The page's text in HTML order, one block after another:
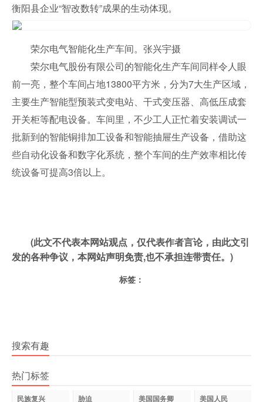
衡阳县企业“智改数转”成果的生动体现。
荣尔电气智能化生产车间。张兴宇摄
荣尔电气股份有限公司的智能化生产车间同样令人眼
前一亮，整个车间占地13800平方米，分为7大生产区域，
主要生产智能型预装式变电站、干式变压器、高低压成套
开关柜等配电设备。车间里，不少工人正忙着安装调试一
批新到的智能铜排加工设备和智能抽屉生产设备，借助这
些自动化设备和数字化系统，整个车间的生产效率相比传
统设备可提高3倍以上。
(此文不代表本网站观点，仅代表作者言论，由此文引
发的各种争议，本网站声明免责,也不承担连带责任。)
标签：
搜索有趣
热门标签
民族复兴 胁迫 美国国务卿 美国人民